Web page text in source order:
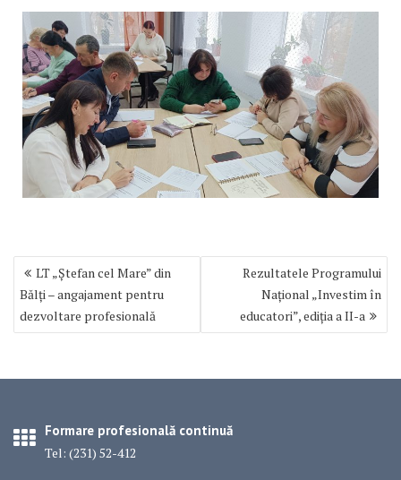
Navigare
în
articole
LT „Ștefan cel Mare” din
Bălți – angajament pentru
dezvoltare profesională
Rezultatele Programului
Național „Investim în
educatori”, ediția a II-a
Formare profesională continuă
Tel: (231) 52-412